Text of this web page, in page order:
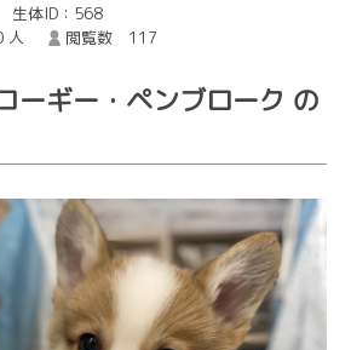
生体ID：568
人
閲覧数 117
ーギー・ペンブローク の